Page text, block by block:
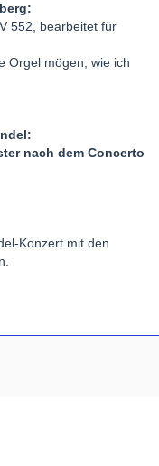
552, bearbeitet für
Orgel mögen, wie ich
nach dem Concerto
Konzert mit den